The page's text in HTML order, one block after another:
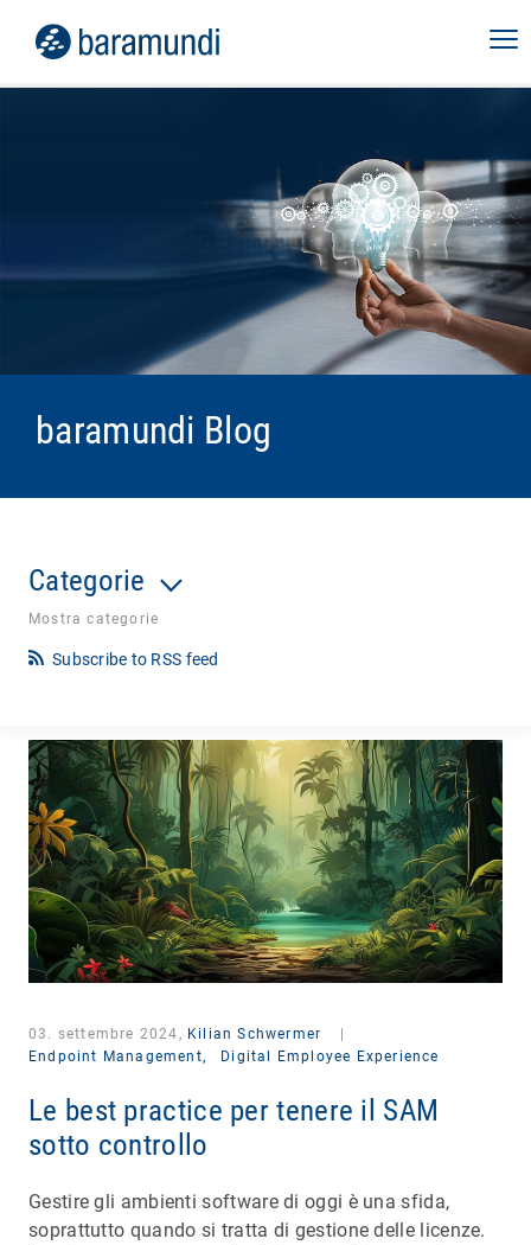
baramundi Blog
Categorie
Mostra categorie
Subscribe to RSS feed
03. settembre 2024, Kilian Schwermer
Endpoint Management,
Digital Employee Experience
Le best practice per tenere il SAM
sotto controllo
Gestire gli ambienti software di oggi è una sfida,
soprattutto quando si tratta di gestione delle licenze.